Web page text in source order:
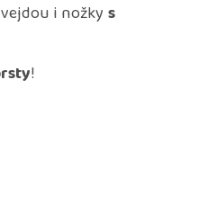
i nožky s
!